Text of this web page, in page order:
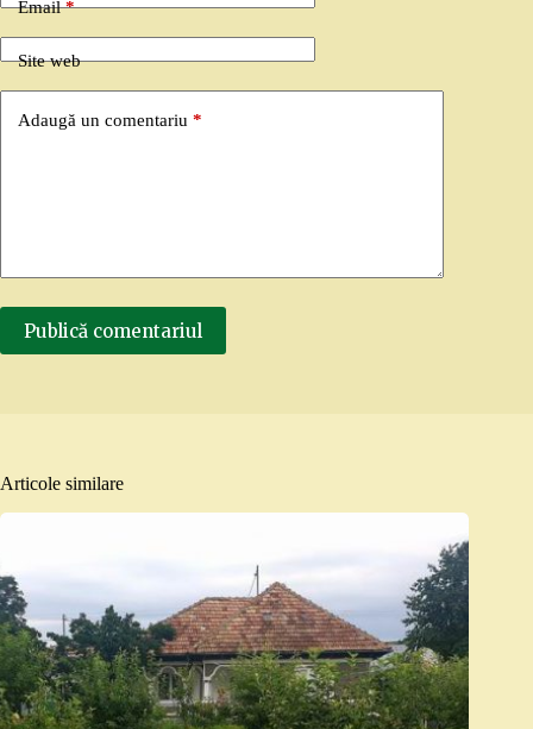
Email*
Site web
Adaugă un comentariu *
Publică comentariul
Articole similare